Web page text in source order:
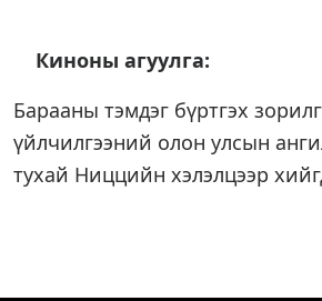
Киноны агуулга:
Барааны тэмдэг бүртгэх
үйлчилгээний олон улсын
тухай Ниццийн хэлэлцээр